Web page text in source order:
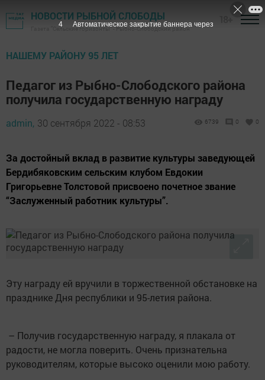
НОВОСТИ РЫБНОЙ СЛОБОДЫ
Газета "Сельские горизонты" - Рыбно-Слободский район
НАШЕМУ РАЙОНУ 95 ЛЕТ
Педагог из Рыбно-Слободского района
получила государственную награду
admin, 30 сентября 2022 - 08:53 6739 0 0
За достойный вклад в развитие культуры заведующей
Бердибяковским сельским клубом Евдокии
Григорьевне Толстовой присвоено почетное звание
“Заслуженный работник культуры”.
Эту награду ей вручили в торжественной обстановке на
празднике Дня республики и 95-летия района.
– Получив государственную награду, я плакала от
радости, не могла поверить. Очень признательна
руководителям, которые высоко оценили мою работу.
3 Автоматическое закрытие баннера через